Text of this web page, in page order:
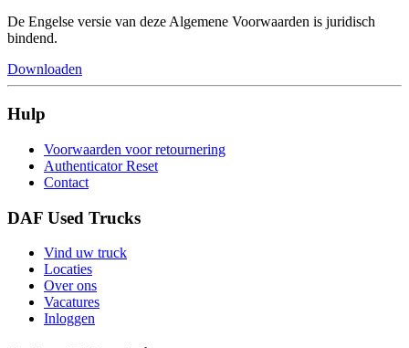
De Engelse versie van deze Algemene Voorwaarden is juridisch
bindend.
Downloaden
Hulp
Voorwaarden voor retournering
Authenticator Reset
Contact
DAF Used Trucks
Vind uw truck
Locaties
Over ons
Vacatures
Inloggen